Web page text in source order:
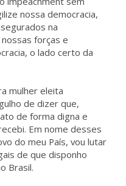
nossa democracia,
na
forças e
o lado certo da
mulher eleita
de dizer que,
de forma digna e
Em nome desses
do meu País, vou lutar
de que disponho
Brasil.